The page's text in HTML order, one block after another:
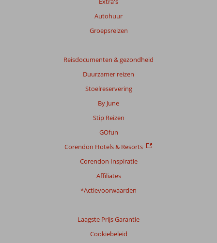
Autohuur
Groepsreizen
Reisdocumenten & gezondheid
Duurzamer reizen
Stoelreservering
By June
Stip Reizen
GOfun
Corendon Hotels & Resorts
Corendon Inspiratie
Affiliates
*Actievoorwaarden
Laagste Prijs Garantie
Cookiebeleid